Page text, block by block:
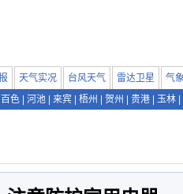
天气实况 台风天气 雷达卫星 气
百色 河池 来宾 梧州 贺州 贵港 玉林